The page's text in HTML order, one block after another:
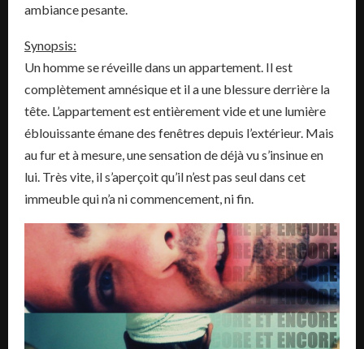
ambiance pesante.
Synopsis:
Un homme se réveille dans un appartement. Il est
complètement amnésique et il a une blessure derrière la
tête. L’appartement est entièrement vide et une lumière
éblouissante émane des fenêtres depuis l’extérieur. Mais
au fur et à mesure, une sensation de déjà vu s’insinue en
lui. Très vite, il s’aperçoit qu’il n’est pas seul dans cet
immeuble qui n’a ni commencement, ni fin.